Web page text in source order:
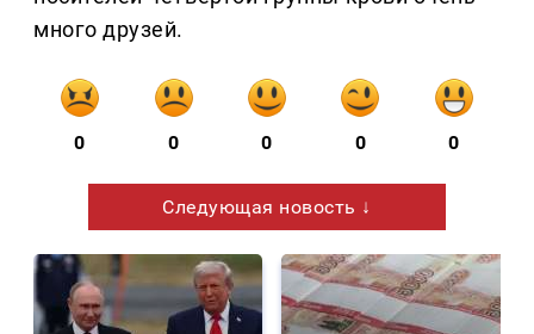
много друзей.
0 0 0 0 0
Следующая новость ↓